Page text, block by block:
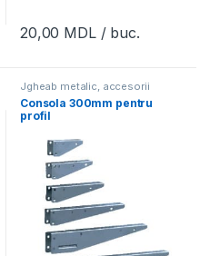
20,00 MDL/ buc.
Jgheab metalic, accesorii
Consola 300mm pentru
profil